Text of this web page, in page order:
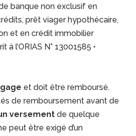
banque non exclusif en
prêt viager hypothécaire,
et en crédit immobilier
à l’ORIAS N° 13001585 •
et doit être remboursé.
de remboursement avant de
versement de quelque
peut être exigé d’un